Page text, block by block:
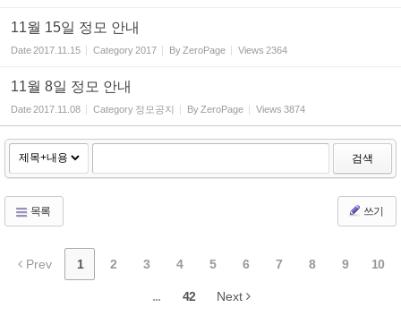
11월 15일 정모 안내
Date2017.11.15 Category2017 By ZeroPage Views 2364
11월 8일 정모 안내
Date2017.11.08 Category 정모공지 By ZeroPage Views 3874
검색
목록 쓰기
Prev 1 2 3 4 5 6 7 8 9 10
... 42 Next